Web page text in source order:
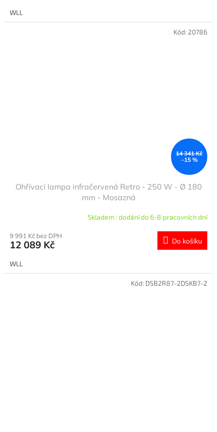
WLL
14 341 Kč
–15 %
Ohřívací lampa infračervená Retro - 250 W - Ø 180
mm - Mosazná
Skladem : dodání do 6-8 pracovních dní
9 991 Kč bez DPH
12 089 Kč Do košíku
WLL
Kód: 20786
Kód: DSB2R87-2DSKB7-2